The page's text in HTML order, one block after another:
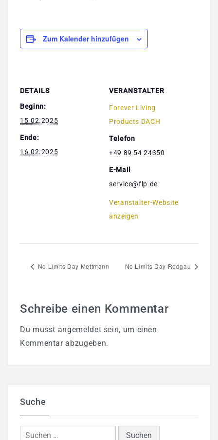
Zum Kalender hinzufügen
DETAILS
Beginn:
15.02.2025
Ende:
16.02.2025
VERANSTALTER
Forever Living
Products DACH
Telefon
+49 89 54 24350
E-Mail
service@flp.de
Veranstalter-Website
anzeigen
No Limits Day Mettmann No Limits Day Rodgau
Schreibe einen Kommentar
Du musst angemeldet sein, um einen
Kommentar abzugeben.
Suche
Suchen